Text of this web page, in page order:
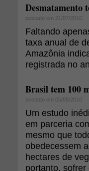
Desmatamento
postado em 21/07/2010
Faltando
taxa anual de
Amazônia
registrada no
Brasil tem 100
postado em 05/05/2010
Um estudo
em parceria
mesmo que
obedecessem
hectares de
portanto,